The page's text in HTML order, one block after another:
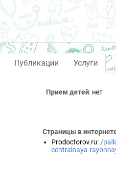
Публикации Услуги
Прием детей: нет
Страницы в
Prodoctorov.ru: /
centralnaya-